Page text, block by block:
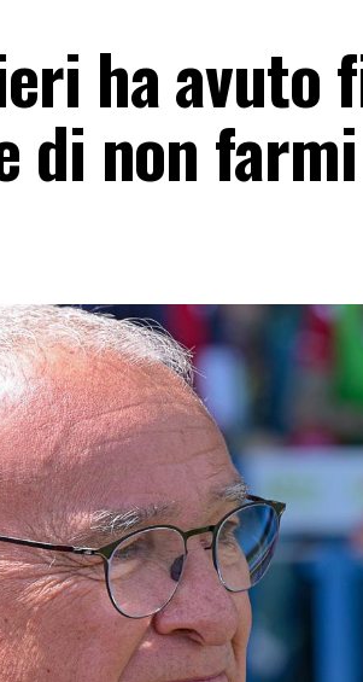
ha avuto
di non